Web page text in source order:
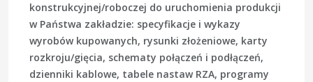
konstrukcyjnej/roboczej do uruchomienia produkcji
w Państwa zakładzie: specyfikacje i wykazy
wyrobów kupowanych, rysunki złożeniowe, karty
rozkroju/gięcia, schematy połączeń i podłączeń,
dzienniki kablowe, tabele nastaw RZA, programy